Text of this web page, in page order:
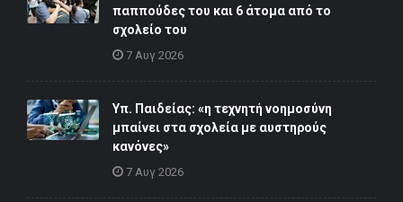
παππούδες του και 6 άτομα από το
σχολείο του
7 Αυγ 2026
Υπ. Παιδείας: «η τεχνητή νοημοσύνη
μπαίνει στα σχολεία με αυστηρούς
κανόνες»
7 Αυγ 2026